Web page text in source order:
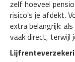
zelf hoeveel
risico's je afdekt.
extra belangrijk:
vaak direct, terwijl